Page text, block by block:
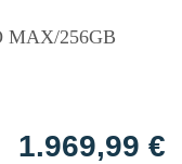
MAX/256GB
1.969,99 €